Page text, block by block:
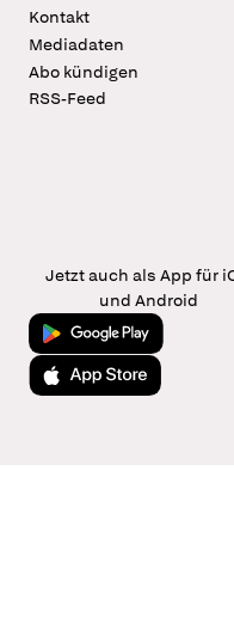
Kontakt
Mediadaten
Abo kündigen
RSS-Feed
Jetzt auch als App für
und Android
Jetzt bei Google Play
Laden im App Store